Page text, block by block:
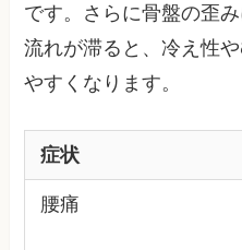
です。さらに骨盤の歪
流れが滞ると、冷え性
やすくなります。
症状
腰痛